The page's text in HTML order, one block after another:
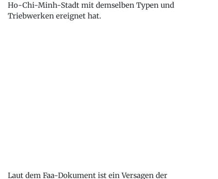
Ho-Chi-Minh-Stadt mit demselben Typen und
Triebwerken ereignet hat.
Laut dem Faa-Dokument ist ein Versagen der